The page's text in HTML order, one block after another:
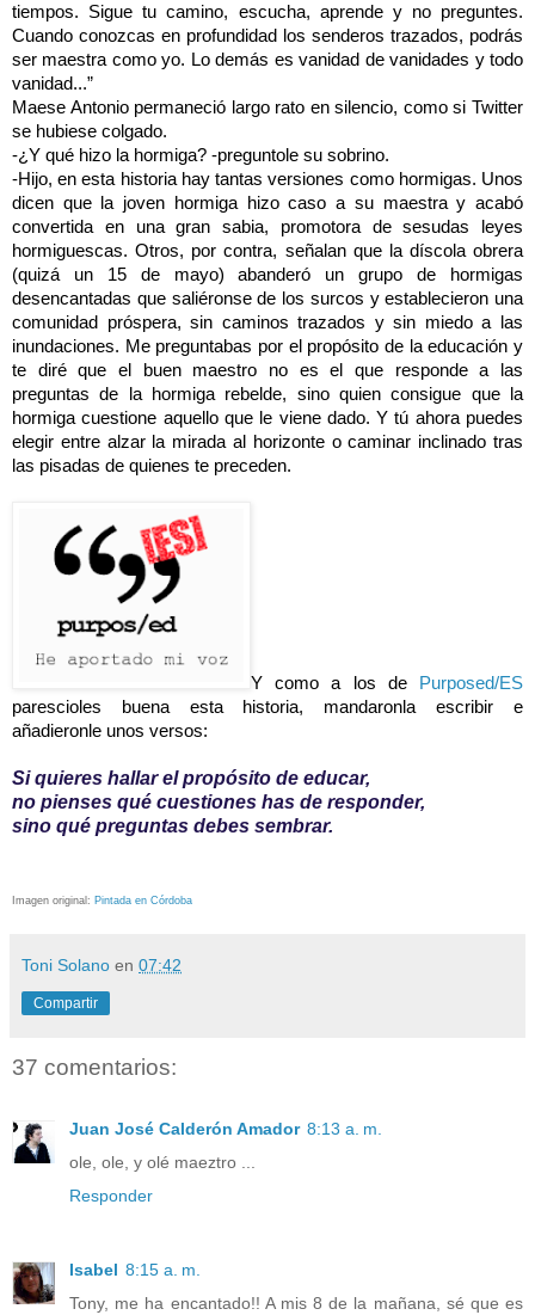
tiempos. Sigue tu camino, escucha, aprende y no preguntes.
Cuando conozcas en profundidad los senderos trazados, podrás
ser maestra como yo. Lo demás es vanidad de vanidades y todo
vanidad...”
Maese Antonio permaneció largo rato en silencio, como si Twitter
se hubiese colgado.
-¿Y qué hizo la hormiga? -preguntole su sobrino.
-Hijo, en esta historia hay tantas versiones como hormigas. Unos
dicen que la joven hormiga hizo caso a su maestra y acabó
convertida en una gran sabia, promotora de sesudas leyes
hormiguescas. Otros, por contra, señalan que la díscola obrera
(quizá un 15 de mayo) abanderó un grupo de hormigas
desencantadas que saliéronse de los surcos y establecieron una
comunidad próspera, sin caminos trazados y sin miedo a las
inundaciones. Me preguntabas por el propósito de la educación y
te diré que el buen maestro no es el que responde a las
preguntas de la hormiga rebelde, sino quien consigue que la
hormiga cuestione aquello que le viene dado. Y tú ahora puedes
elegir entre alzar la mirada al horizonte o caminar inclinado tras
las pisadas de quienes te preceden.
Y como a los de
Purposed/ES
parescioles buena esta historia, mandaronla escribir e
añadieronle unos versos:
Si quieres hallar el propósito de educar,
no pienses qué cuestiones has de responder,
sino qué preguntas debes sembrar.
Imagen original: Pintada en Córdoba
Toni Solano en 07:42
Compartir
37 comentarios:
Juan José Calderón Amador 8:13 a. m.
ole, ole, y olé maeztro ...
Responder
Isabel 8:15 a. m.
Tony, me ha encantado!! A mis 8 de la mañana, sé que es